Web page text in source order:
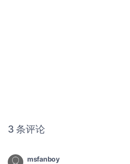
3 条评论
msfanboy